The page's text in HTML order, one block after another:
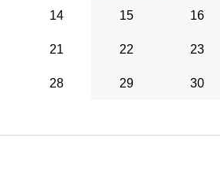
14 15 16
21 22 23
28 29 30